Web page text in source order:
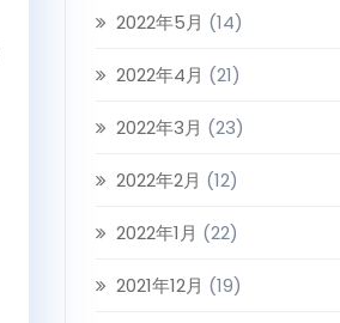
2022年5月 (14)
2022年4月 (21)
2022年3月 (23)
2022年2月 (12)
2022年1月 (22)
2021年12月 (19)